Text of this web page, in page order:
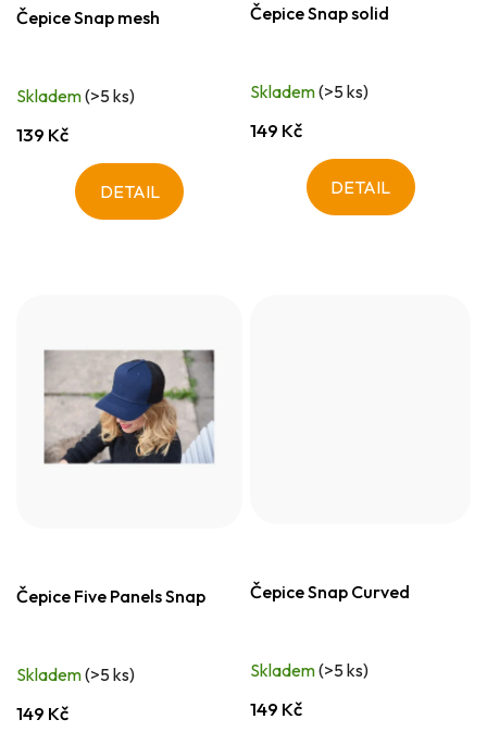
Čepice Snap mesh
Skladem(>5 ks)
139 Kč
DETAIL
Čepice Snap solid
Skladem(>5 ks)
149 Kč
DETAIL
Čepice Five Panels Snap
Skladem(>5 ks)
149 Kč
Čepice Snap Curved
Skladem(>5 ks)
149 Kč